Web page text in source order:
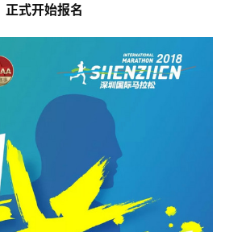
正式开始报名